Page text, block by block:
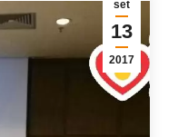
set
13
2017